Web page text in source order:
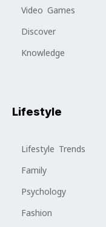
Video Games
Discover
Knowledge
Lifestyle
Lifestyle Trends
Family
Psychology
Fashion